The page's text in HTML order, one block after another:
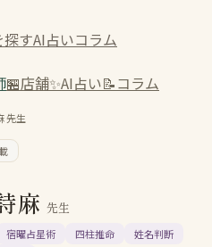
すAI占いコラム
🏪店舗✨AI占い📝コラム
先生
麻 先生
宿曜占星術 四柱推命
姓名判断